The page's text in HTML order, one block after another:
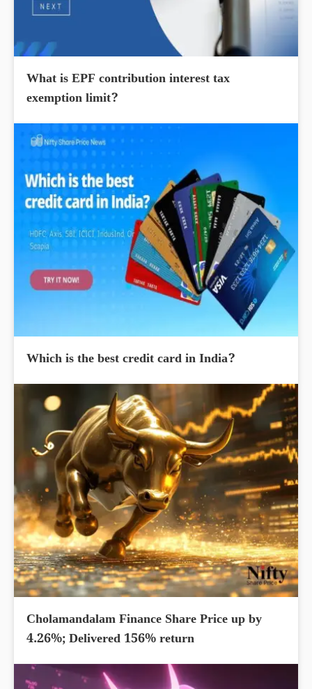
What is EPF contribution interest tax
exemption limit?
Which is the best credit card in India?
Cholamandalam Finance Share Price up by
4.26%; Delivered 156% return